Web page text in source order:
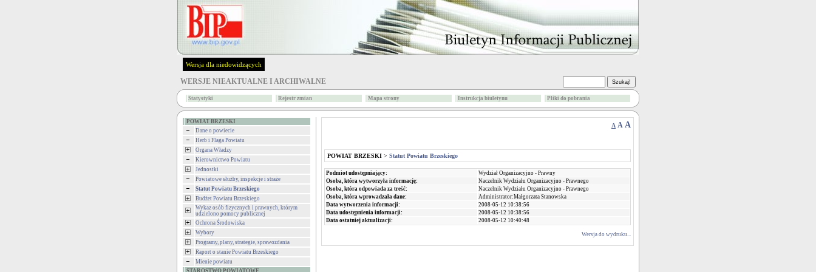
Wersja dla niedowidzących
WERSJE NIEAKTUALNE I ARCHIWALNE
Statystyki Rejestr zmian Mapa strony Instrukcja biuletynu Pliki do pobrania
POWIAT BRZESKI
Dane o powiecie
Herb i Flaga Powiatu
Organa Władzy
Kierownictwo Powiatu
Jednostki
Powiatowe służby, inspekcje i straże
Statut Powiatu Brzeskiego
Budżet Powiatu Brzeskiego
Wykaz osób fizycznych i prawnych, którym
udzielono pomocy publicznej
Ochrona Środowiska
Wybory
Programy, plany, strategie, sprawozdania
Raport o stanie Powiatu Brzeskiego
Mienie powiatu
STAROSTWO POWIATOWE
A A A
POWIAT BRZESKI > Statut Powiatu Brzeskiego
Podmiot udostępniający:
Wydział Organizacyjno - Prawny
Osoba, która wytworzyła informację:
Naczelnik Wydziału Organizacyjno - Prawnego
Osoba, która odpowiada za treść:
Naczelnik Wydziału Organizacyjno - Prawnego
Osoba, która wprowadzała dane:
Administrator:Małgorzata Stanowska
Data wytworzenia informacji:
2008-05-12 10:38:56
Data udostępnienia informacji:
2008-05-12 10:38:56
Data ostatniej aktualizacji:
2008-05-12 10:40:48
Wersja do wydruku...